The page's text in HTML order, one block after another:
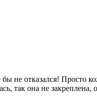
не отказался! Просто
так она не